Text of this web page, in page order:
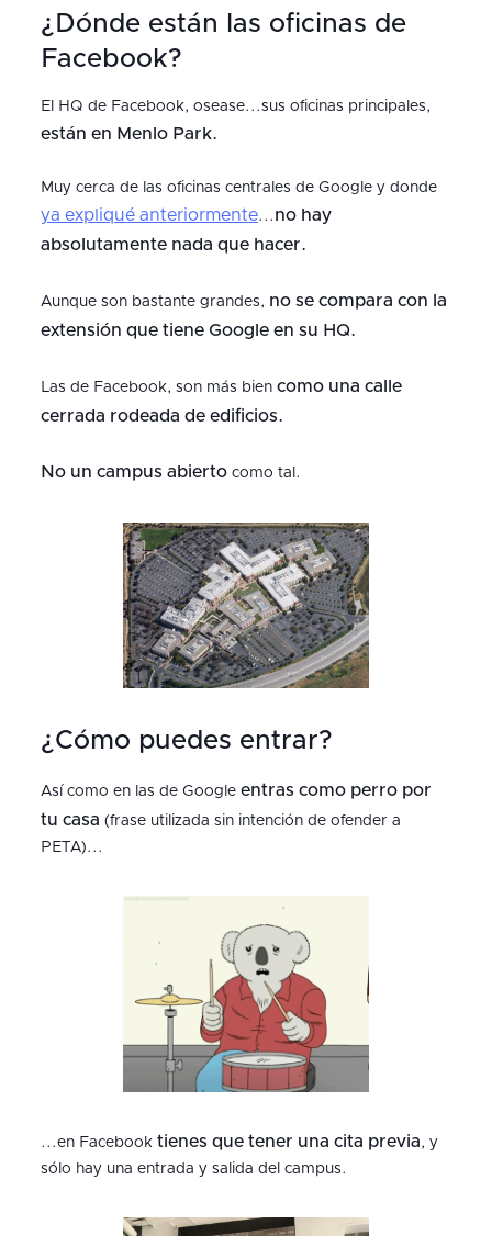
¿Dónde están las oficinas de
Facebook?
El HQ de Facebook, osease...sus oficinas principales,
están en Menlo Park.
Muy cerca de las oficinas centrales de Google y donde
ya expliqué anteriormente... no hay
absolutamente nada que hacer.
Aunque son bastante grandes, no se compara con la
extensión que tiene Google en su HQ.
Las de Facebook, son más bien como una calle
cerrada rodeada de edificios.
No un campus abiertocomo tal.
¿Cómo puedes entrar?
Así como en las de Google entras como perro por
tu casa (frase utilizada sin intención de ofender a
PETA)...
...en Facebooktienes que tener una cita previa, y
sólo hay una entrada y salida del campus.